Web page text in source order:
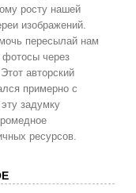
росту нашей
изображений.
пересылай нам
фотосы через
авторский
примерно с
задумку
ресурсов.